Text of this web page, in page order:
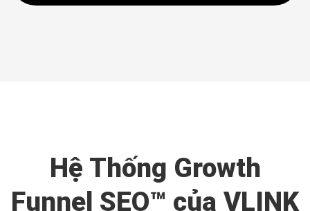
Hệ Thống Growth
Funnel SEO™ của VLINK